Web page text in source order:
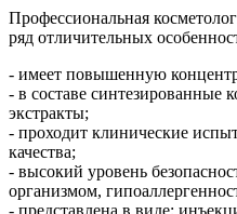
Профессиональная
ряд отличительных
- имеет повышенную
- в составе синтезированные
экстракты;
- проходит клинические
качества;
- высокий уровень
организмом,
- представлена в виде: